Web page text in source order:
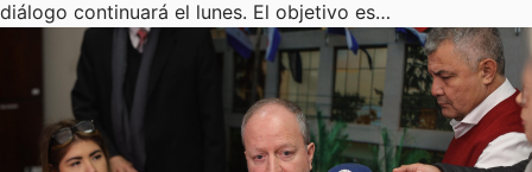
diálogo continuará el lunes. El objetivo es…